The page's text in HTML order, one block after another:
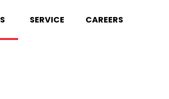
SERVICE CAREERS